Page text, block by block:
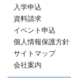
入学申込
資料請求
イベント申込
個人情報保護方針
サイトマップ
会社案内